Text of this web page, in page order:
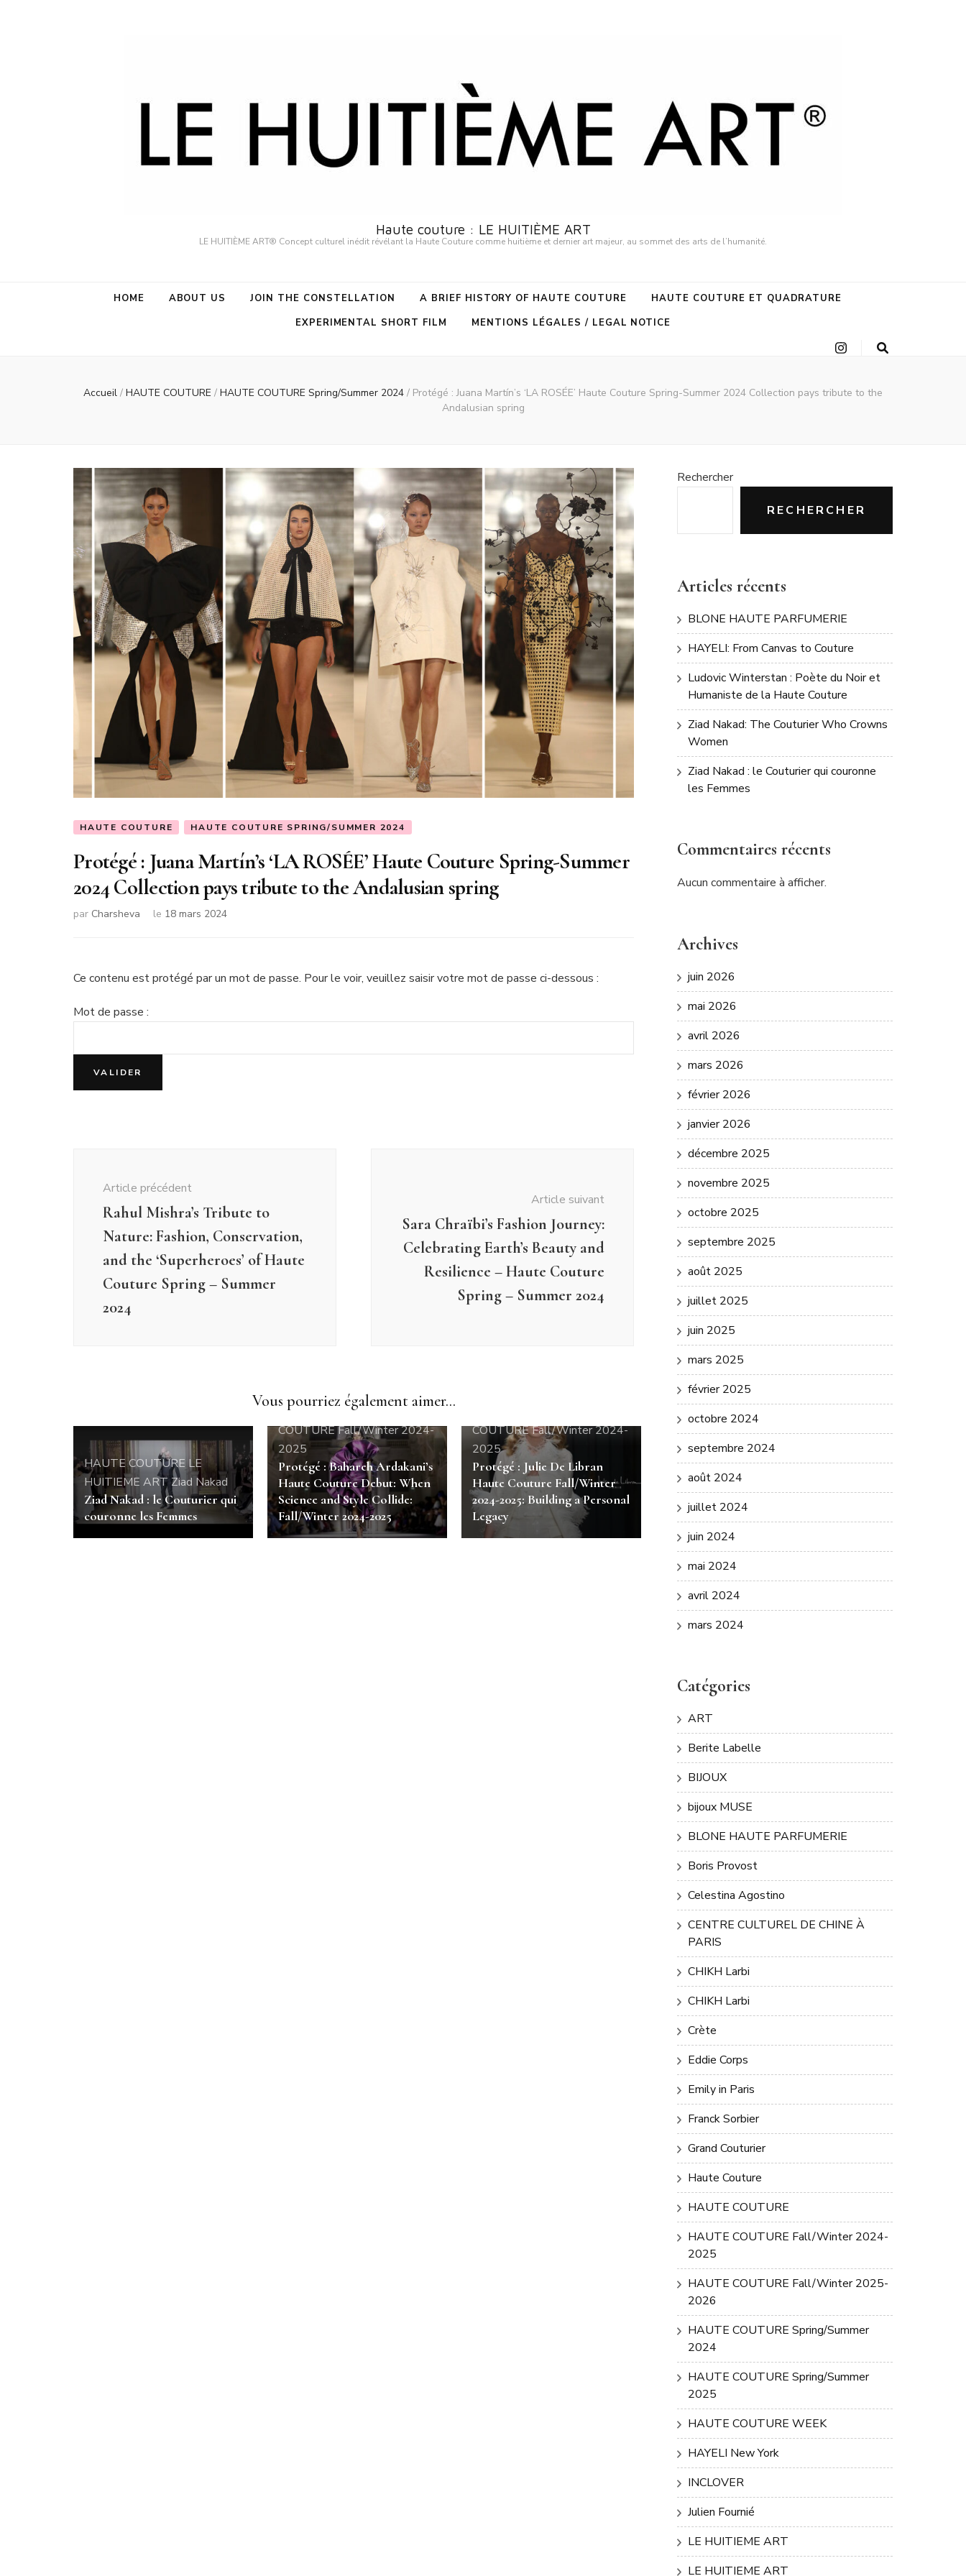
Haute couture : LE HUITIÈME ART
LE HUITIÈME ART® Concept culturel inédit révélant la Haute Couture comme huitième et dernier art majeur, au sommet des arts de l’humanité.
HOME ABOUT US JOIN THE CONSTELLATION A BRIEF HISTORY OF HAUTE COUTURE
HAUTE COUTURE ET QUADRATURE
EXPERIMENTAL SHORT FILM
MENTIONS LÉGALES / LEGAL NOTICE
Accueil / HAUTE COUTURE / HAUTE COUTURE Spring/Summer 2024 / Protégé : Juana Martín’s ‘LA ROSÉE’ Haute Couture Spring-Summer 2024 Collection pays tribute to the
Andalusian spring
HAUTE COUTURE HAUTE COUTURE SPRING/SUMMER 2024
Protégé : Juana Martín’s ‘LA ROSÉE’ Haute Couture Spring-Summer
2024 Collection pays tribute to the Andalusian spring
par Charsheva le 18 mars 2024
Ce contenu est protégé par un mot de passe. Pour le voir, veuillez saisir votre mot de passe ci-dessous :
Mot de passe :
Article précédent
Rahul Mishra’s Tribute to
Nature: Fashion, Conservation,
and the ‘Superheroes’ of Haute
Couture Spring – Summer
2024
Article suivant
Sara Chraïbi’s Fashion Journey:
Celebrating Earth’s Beauty and
Resilience – Haute Couture
Spring – Summer 2024
Vous pourriez également aimer...
HAUTE COUTURE LE
HUITIEME ART Ziad Nakad
Ziad Nakad : le Couturier qui
couronne les Femmes
HAUTE COUTURE
COUTURE Fall/Winter 2024-
2025
Protégé : Bahareh Ardakani’s
Haute Couture Debut: When
Science and Style Collide:
Fall/Winter 2024-2025
COUTURE Fall/Winter 2024-
2025
Protégé : Julie De Libran
Haute Couture Fall/Winter
2024-2025: Building a Personal
Legacy
Rechercher
RECHERCHER
Articles récents
BLONE HAUTE PARFUMERIE
HAYELI: From Canvas to Couture
Ludovic Winterstan : Poète du Noir et
Humaniste de la Haute Couture
Ziad Nakad: The Couturier Who Crowns
Women
Ziad Nakad : le Couturier qui couronne
les Femmes
Commentaires récents
Aucun commentaire à afficher.
Archives
juin 2026
mai 2026
avril 2026
mars 2026
février 2026
janvier 2026
décembre 2025
novembre 2025
octobre 2025
septembre 2025
août 2025
juillet 2025
juin 2025
mars 2025
février 2025
octobre 2024
septembre 2024
août 2024
juillet 2024
juin 2024
mai 2024
avril 2024
mars 2024
Catégories
ART
Berite Labelle
BIJOUX
bijoux MUSE
BLONE HAUTE PARFUMERIE
Boris Provost
Celestina Agostino
CENTRE CULTUREL DE CHINE À
PARIS
CHIKH Larbi
CHIKH Larbi
Crète
Eddie Corps
Emily in Paris
Franck Sorbier
Grand Couturier
Haute Couture
HAUTE COUTURE
HAUTE COUTURE Fall/Winter 2024-
2025
HAUTE COUTURE Fall/Winter 2025-
2026
HAUTE COUTURE Spring/Summer
2024
HAUTE COUTURE Spring/Summer
2025
HAUTE COUTURE WEEK
HAYELI New York
INCLOVER
Julien Fournié
LE HUITIEME ART
LE HUITIEME ART